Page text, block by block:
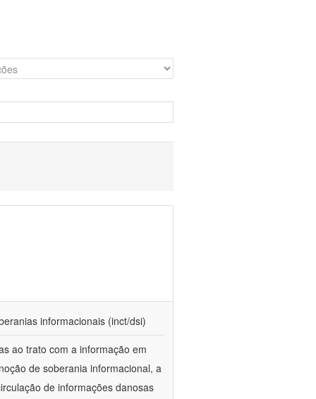
informacionais (inct/dsi)
ao trato com a informação em
de soberania informacional, a
de informações danosas